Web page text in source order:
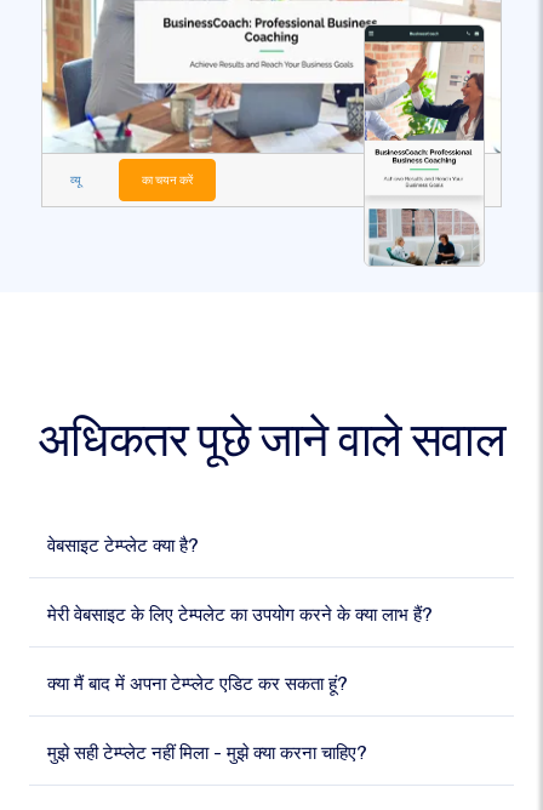
व्यू का चयन करें
अधिकतर पूछे जाने वाले सवाल
वेबसाइट टेम्प्लेट क्या है?
मेरी वेबसाइट के लिए टेम्पलेट का उपयोग करने के क्या लाभ हैं?
क्या मैं बाद में अपना टेम्प्लेट एडिट कर सकता हूं?
मुझे सही टेम्प्लेट नहीं मिला - मुझे क्या करना चाहिए?